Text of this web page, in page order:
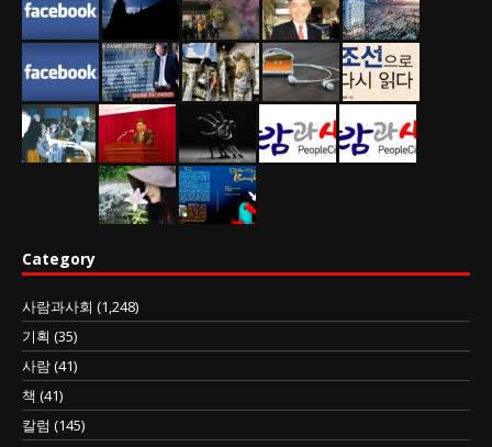
Category
사람과사회 (1,248)
기획 (35)
사람(41)
책 (41)
칼럼 (145)